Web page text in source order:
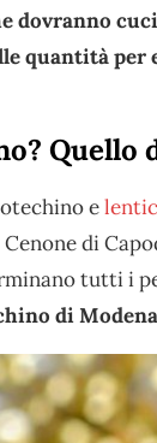
dovranno
quantità
Quello
e
di
tutti i
di